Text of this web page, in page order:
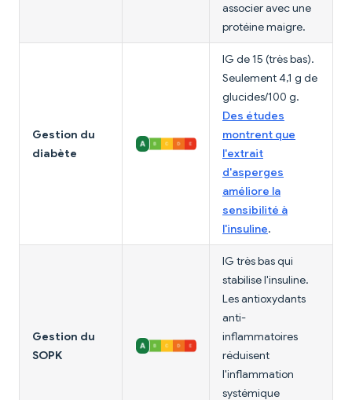
associer avec une
protéine maigre.
Gestion du
diabète
IG de 15 (très bas).
Seulement 4,1 g de
glucides/100 g.
Des études
montrent que
l'extrait
d'asperges
améliore la
sensibilité à
l'insuline.
Gestion du
SOPK
IG très bas qui
stabilise l'insuline.
Les antioxydants
anti-
inflammatoires
réduisent
l'inflammation
systémique